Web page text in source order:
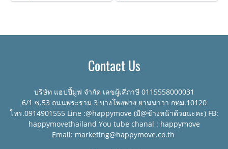
Contact Us
บริษัท แฮปปี้มูฟ จำกัด เลขผู้เสีภาษี 0115558000031
6/1 ซ.53 ถนนพระราม 3 บางโพงพาง ยานนาวา กทม.10120
โทร.0914901555 Line :@happymove (มี@ข้างหน้าด้วยนะคะ) FB:
happymovethailand You tube chanal : happymove
Email: marketing@happymove.co.th